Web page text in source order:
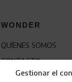
Gestionar el
WONDER
QUÍENES SOMOS
CONTACTO
FRANQUICIA